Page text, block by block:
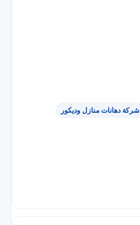
شركة دهانات منازل وديكور